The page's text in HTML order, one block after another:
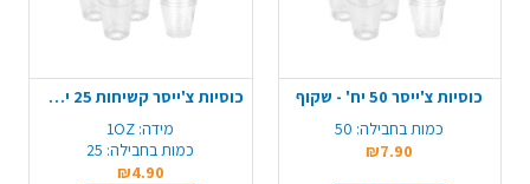
כוסיות צ'ייסר 50 יח' - שקוף
כמות בחבילה: 50
₪7.90
כוסיות צ'ייסר קשיחות 25 יח' - שקוף
מידה: 1OZ
כמות בחבילה: 25
₪4.90